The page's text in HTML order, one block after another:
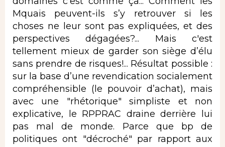
Mquais peuvent-ils s’y retrouver si les
choses ne leur sont pas expliquées, et des
perspectives dégagées?... Mais c'est
tellement mieux de garder son siège d’élu
sans prendre de risques!... Résultat possible :
sur la base d’une revendication socialement
compréhensible (le pouvoir d’achat), mais
avec une "rhétorique" simpliste et non
explicative, le RPPRAC draine derrière lui
pas mal de monde. Parce que bp de
politiques ont "décroché" par rapport aux